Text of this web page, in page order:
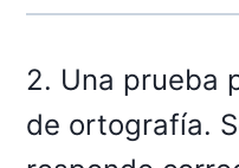
2. Una prueba
de ortografía.